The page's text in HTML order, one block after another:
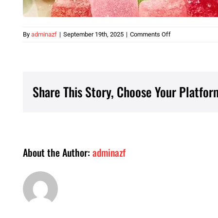
By adminazf | September 19th, 2025 | Comments Offon
Share This Story, Choose Your
About the Author: adminazf